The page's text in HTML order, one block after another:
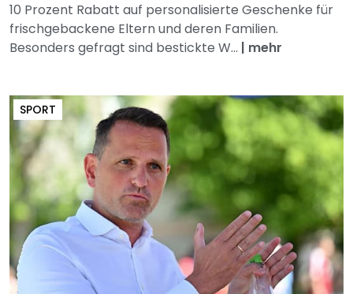
10 Prozent Rabatt auf personalisierte Geschenke für
frischgebackene Eltern und deren Familien.
Besonders gefragt sind bestickte W... | mehr
SPORT